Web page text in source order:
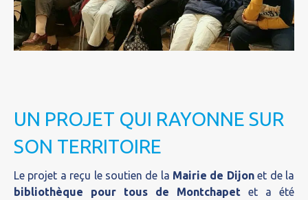
UN PROJET QUI RAYONNE SUR
SON TERRITOIRE
Le projet a reçu le soutien de la Mairie de Dijonet de la
bibliothèque pour tous de Montchapet et a été